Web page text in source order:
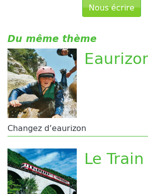
Nous écrire
Du même thème
Changez d’eaurizon
Le